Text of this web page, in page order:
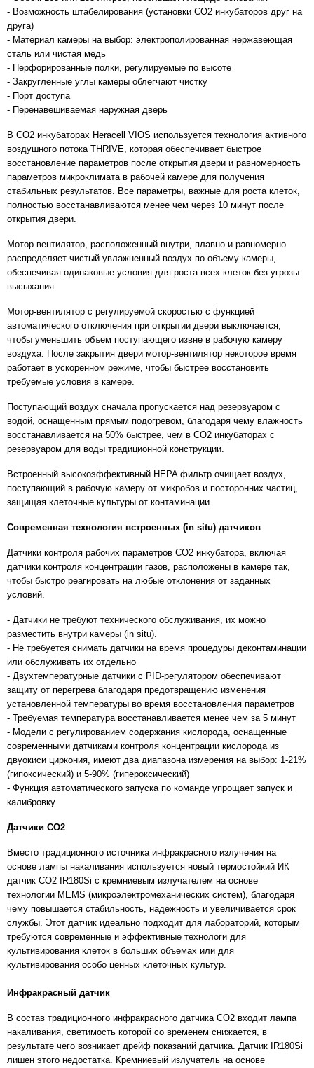
- Возможность штабелирования (установки СО2 инкубаторов друг на
друга)
- Материал камеры на выбор: электрополированная нержавеющая
сталь или чистая медь
- Перфорированные полки, регулируемые по высоте
- Закругленные углы камеры облегчают чистку
- Порт доступа
- Перенавешиваемая наружная дверь
В СО2 инкубаторах Heracell VIOS используется технология активного
воздушного потока THRIVE, которая обеспечивает быстрое
восстановление параметров после открытия двери и равномерность
параметров микроклимата в рабочей камере для получения
стабильных результатов. Все параметры, важные для роста клеток,
полностью восстанавливаются менее чем через 10 минут после
открытия двери.
Мотор-вентилятор, расположенный внутри, плавно и равномерно
распределяет чистый увлажненный воздух по объему камеры,
обеспечивая одинаковые условия для роста всех клеток без угрозы
высыхания.
Мотор-вентилятор с регулируемой скоростью с функцией
автоматического отключения при открытии двери выключается,
чтобы уменьшить объем поступающего извне в рабочую камеру
воздуха. После закрытия двери мотор-вентилятор некоторое время
работает в ускоренном режиме, чтобы быстрее восстановить
требуемые условия в камере.
Поступающий воздух сначала пропускается над резервуаром с
водой, оснащенным прямым подогревом, благодаря чему влажность
восстанавливается на 50% быстрее, чем в СО2 инкубаторах с
резервуаром для воды традиционной конструкции.
Встроенный высокоэффективный HEPA фильтр очищает воздух,
поступающий в рабочую камеру от микробов и посторонних частиц,
защищая клеточные культуры от контаминации
Современная технология встроенных (in situ) датчиков
Датчики контроля рабочих параметров СО2 инкубатора, включая
датчики контроля концентрации газов, расположены в камере так,
чтобы быстро реагировать на любые отклонения от заданных
условий.
- Датчики не требуют технического обслуживания, их можно
разместить внутри камеры (in situ).
- Не требуется снимать датчики на время процедуры деконтаминации
или обслуживать их отдельно
- Двухтемпературные датчики с PID-регулятором обеспечивают
защиту от перегрева благодаря предотвращению изменения
установленной температуры во время восстановления параметров
- Требуемая температура восстанавливается менее чем за 5 минут
- Модели с регулированием содержания кислорода, оснащенные
современными датчиками контроля концентрации кислорода из
двуокиси циркония, имеют два диапазона измерения на выбор: 1-21%
(гипоксический) и 5-90% (гипероксический)
- Функция автоматического запуска по команде упрощает запуск и
калибровку
Датчики CO2
Вместо традиционного источника инфракрасного излучения на
основе лампы накаливания используется новый термостойкий ИК
датчик CO2 IR180Si с кремниевым излучателем на основе
технологии MEMS (микроэлектромеханических систем), благодаря
чему повышается стабильность, надежность и увеличивается срок
службы. Этот датчик идеально подходит для лабораторий, которым
требуются современные и эффективные технологи для
культивирования клеток в больших объемах или для
культивирования особо ценных клеточных культур.
Инфракрасный датчик
В состав традиционного инфракрасного датчика CO2 входит лампа
накаливания, светимость которой со временем снижается, в
результате чего возникает дрейф показаний датчика. Датчик IR180Si
лишен этого недостатка. Кремниевый излучатель на основе